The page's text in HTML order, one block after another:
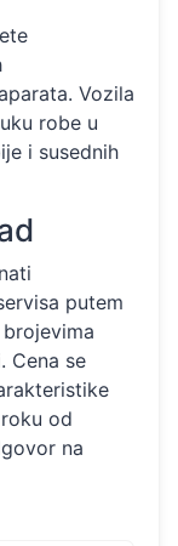
Vozila
robe u
i susednih
putem
Cena se
od
na